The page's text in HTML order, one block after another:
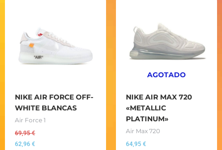
NIKE AIR FORCE OFF-
WHITE BLANCAS
Air Force 1
69,95€
62,96 €
AGOTADO
NIKE AIR MAX 720
«METALLIC
PLATINUM»
Air Max 720
64,95 €